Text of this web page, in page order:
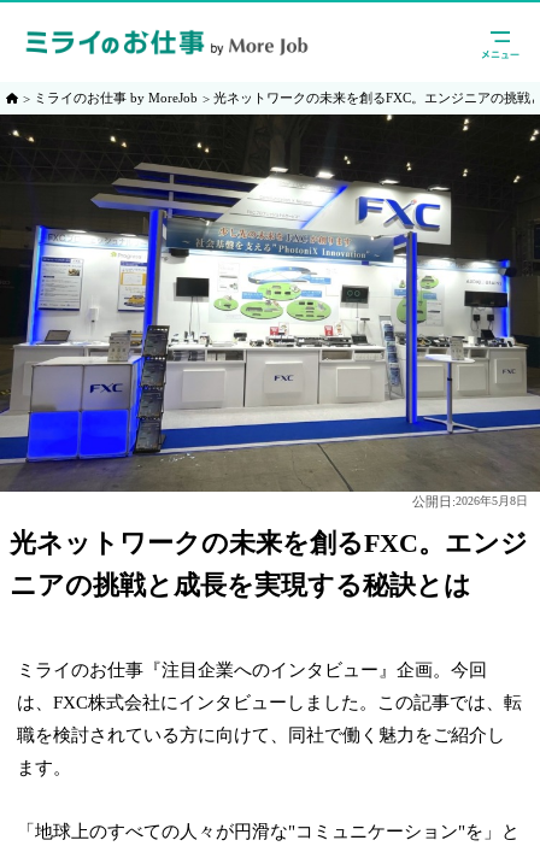
ミライのお仕事 by MoreJob 光ネットワークの未来を創るFXC。エンジニアの挑戦
公開日:2026年5月8日
光ネットワークの未来を創るFXC。エンジ
ニアの挑戦と成長を実現する秘訣とは
ミライのお仕事『注目企業へのインタビュー』企画。今回
は、FXC株式会社にインタビューしました。この記事では、転
職を検討されている方に向けて、同社で働く魅力をご紹介し
ます。
「地球上のすべての人々が円滑な"コミュニケーション"を」と